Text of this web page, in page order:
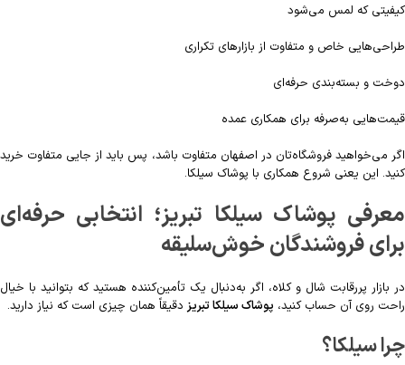
کیفیتی که لمس می‌شود
طراحی‌هایی خاص و متفاوت از بازارهای تکراری
دوخت و بسته‌بندی حرفه‌ای
قیمت‌هایی به‌صرفه برای همکاری عمده
اگر می‌خواهید فروشگاه‌تان در اصفهان متفاوت باشد، پس باید از جایی متفاوت خرید
کنید. این یعنی شروع همکاری با پوشاک سیلکا.
معرفی پوشاک سیلکا تبریز؛ انتخابی حرفه‌ای
برای فروشندگان خوش‌سلیقه
در بازار پررقابت شال و کلاه، اگر به‌دنبال یک تأمین‌کننده هستید که بتوانید با خیال
راحت روی آن حساب کنید، پوشاک سیلکا تبریز دقیقاً همان چیزی است که نیاز دارید.
چرا سیلکا؟